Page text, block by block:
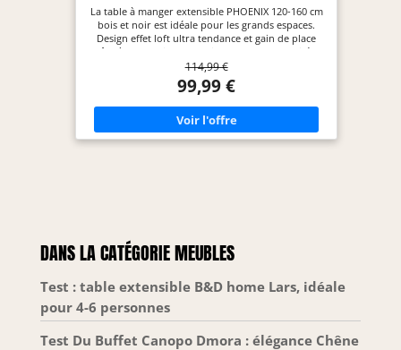
La table à manger extensible PHOENIX 120-160 cm
bois et noir est idéale pour les grands espaces.
Design effet loft ultra tendance et gain de place
grâce à sa fonction extensible ! Avec sa capacité 4-
6 places, vous pourrez accueillir vos convives pour
partager de bons moments. Aspect cossu grâce à
son épais plateau aux hauts rebords et ses larges
pieds. Structure à l'aspect massif et robuste :
stabilité et qualité garanties.
114,99 €
99,99 €
DANS LA CATÉGORIE MEUBLES
Test : table extensible B&D home Lars, idéale
pour 4-6 personnes
Test Du Buffet Canopo Dmora : élégance Chêne